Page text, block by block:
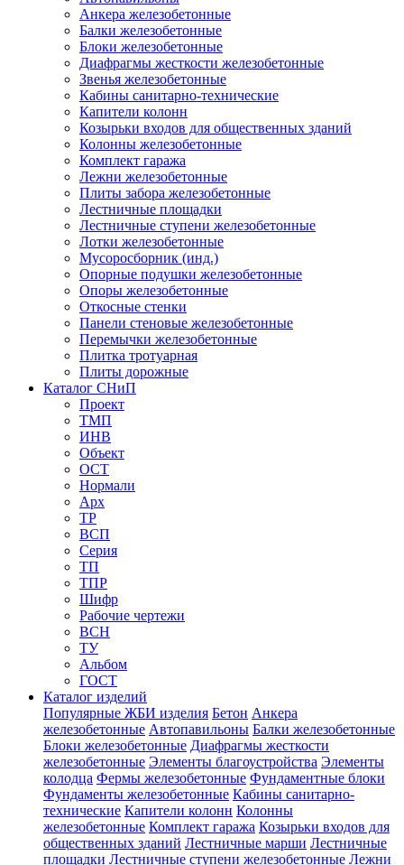
Анкера железобетонные
Балки железобетонные
Блоки железобетонные
Диафрагмы жесткости железобетонные
Звенья железобетонные
Кабины санитарно-технические
Капители колонн
Козырьки входов для общественных зданий
Колонны железобетонные
Комплект гаража
Лежни железобетонные
Плиты забора железобетонные
Лестничные площадки
Лестничные ступени железобетонные
Лотки железобетонные
Мусоросборник (инд.)
Опорные подушки железобетонные
Опоры железобетонные
Откосные стенки
Панели стеновые железобетонные
Перемычки железобетонные
Плитка тротуарная
Плиты дорожные
Каталог СНиП
Проект
ТМП
ИНВ
Объект
ОСТ
Нормали
Арх
ТР
ВСП
Серия
ТП
ТПР
Шифр
Рабочие чертежи
ВСН
ТУ
Альбом
ГОСТ
Каталог изделий
Популярные ЖБИ изделия Бетон Анкера
железобетонные Автопавильоны Балки железобетонные
Блоки железобетонные Диафрагмы жесткости
железобетонные Элементы благоустройства Элементы
колодца Фермы железобетонные Фундаментные блоки
Фундаменты железобетонные Кабины санитарно-
технические Капители колонн Колонны
железобетонные Комплект гаража Козырьки входов для
общественных зданий Лестничные марши Лестничные
площадки Лестничные ступени железобетонные Лежни